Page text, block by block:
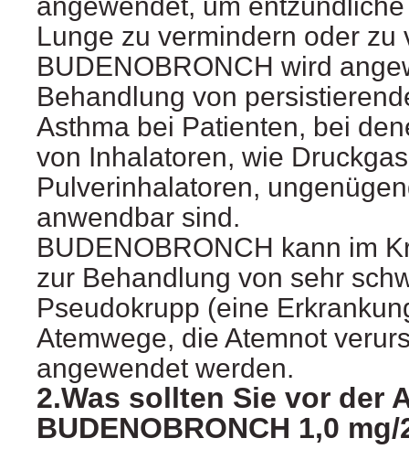
angewendet, um
Lunge zu vermindern oder zu
BUDENOBRONCH wird
Behandlung von
Asthma bei Patienten, bei
von Inhalatoren, wie
Pulverinhalatoren,
anwendbar sind.
BUDENOBRONCH kann im
zur Behandlung von sehr
Pseudokrupp (eine
Atemwege, die Atemnot
angewendet werden.
2.Was sollten Sie vor der
BUDENOBRONCH 1,0